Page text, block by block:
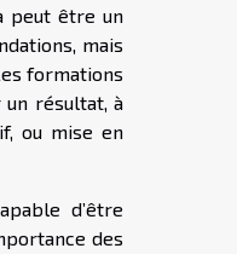
peut être un
mais
formations
résultat, à
ou mise en
d’être
des